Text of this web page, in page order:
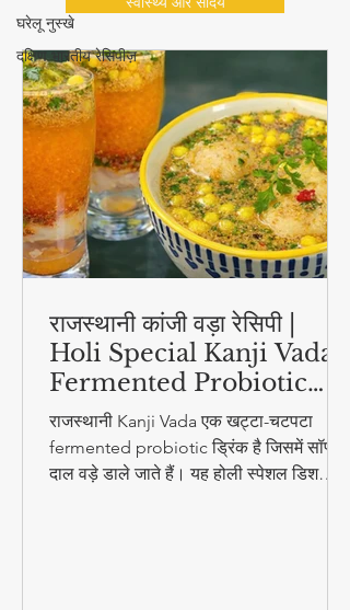
घरेलू नुस्खे
दक्षिण भारतीय रेसिपीज़
राजस्थानी कांजी वड़ा रेसिपी |
Holi Special Kanji Vada |
Fermented Probiotic
Drink
राजस्थानी Kanji Vada एक खट्टा-चटपटा
fermented probiotic ड्रिंक है जिसमें सॉफ्ट